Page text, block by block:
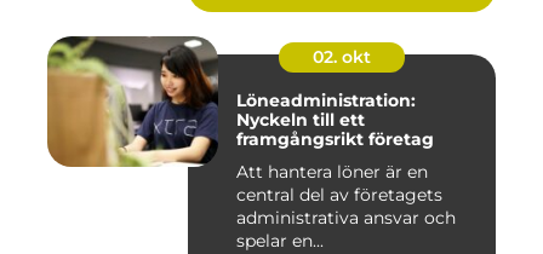
02. okt
Löneadministration:
Nyckeln till ett
framgångsrikt företag
Att hantera löner är en
central del av företagets
administrativa ansvar och
spelar en...